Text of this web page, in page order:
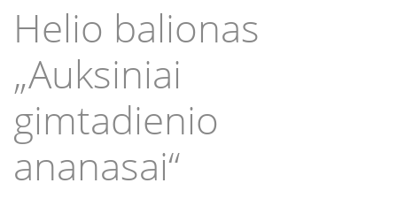
Helio balionas
„Auksiniai
gimtadienio
ananasai“